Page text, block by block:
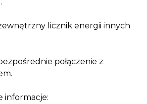
licznik energii innych
połączenie z
informacje: